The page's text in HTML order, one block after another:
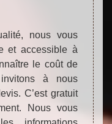
nous vous
et accessible à
le coût de
à nous
C’est gratuit
Nous vous